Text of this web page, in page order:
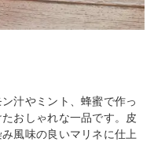
汁やミント、蜂蜜で作っ
おしゃれな一品です。皮
風味の良いマリネに仕上